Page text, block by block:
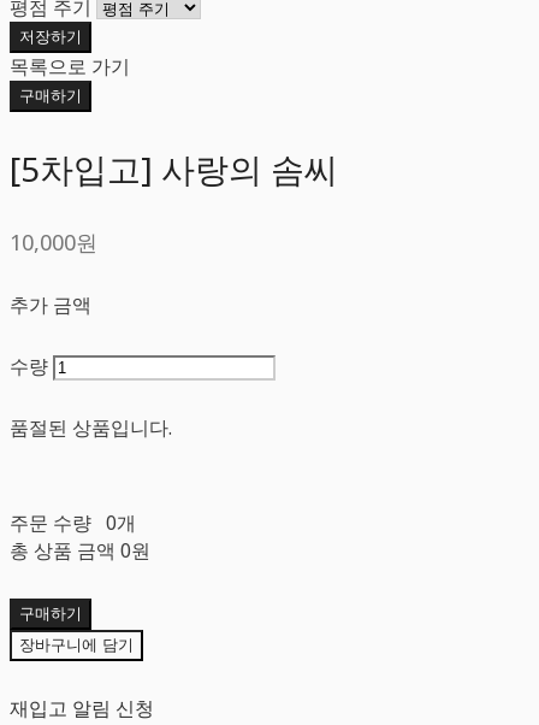
평점 주기
저장하기
목록으로 가기
구매하기
[5차입고] 사랑의 솜씨
10,000원
추가 금액
수량
품절된 상품입니다.
주문 수량 0개
총 상품 금액 0원
구매하기
장바구니에 담기
재입고 알림 신청